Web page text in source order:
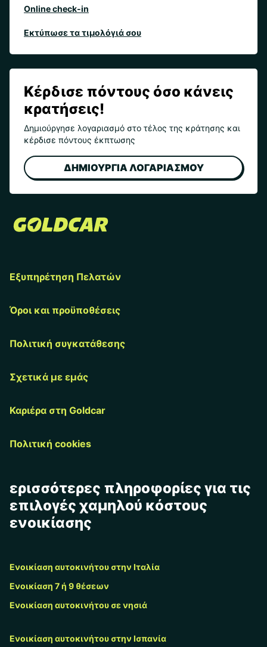
Online check-in
Εκτύπωσε τα τιμολόγιά σου
Κέρδισε πόντους όσο κάνεις
κρατήσεις!
Δημιούργησε λογαριασμό στο τέλος της κράτησης και
κέρδισε πόντους έκπτωσης
ΔΗΜΙΟΥΡΓΙΑ ΛΟΓΑΡΙΑΣΜΟΥ
Εξυπηρέτηση Πελατών
Όροι και προϋποθέσεις
Πολιτική συγκατάθεσης
Σχετικά με εμάς
Καριέρα στη Goldcar
Πολιτική cookies
ερισσότερες πληροφορίες για τις
επιλογές χαμηλού κόστους
ενοικίασης
Ενοικίαση αυτοκινήτου στην Ιταλία
Ενοικίαση 7 ή 9 θέσεων
Ενοικίαση αυτοκινήτου σε νησιά
Ενοικίαση αυτοκινήτου στην Ισπανία